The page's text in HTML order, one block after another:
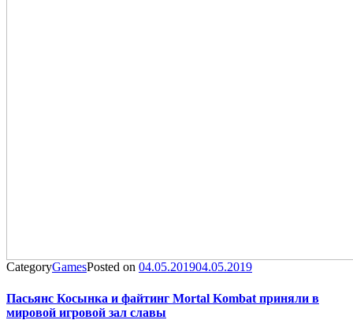
CategoryGamesPosted on 04.05.201904.05.2019
Пасьянс Косынка и файтинг Mortal Kombat приняли в
мировой игровой зал славы